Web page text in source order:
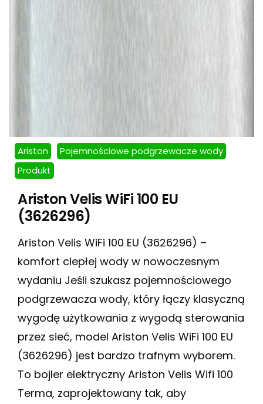
Ariston
Pojemnościowe podgrzewacze wody
Produkt
Ariston Velis WiFi 100 EU
(3626296)
Ariston Velis WiFi 100 EU (3626296) –
komfort ciepłej wody w nowoczesnym
wydaniu Jeśli szukasz pojemnościowego
podgrzewacza wody, który łączy klasyczną
wygodę użytkowania z wygodą sterowania
przez sieć, model Ariston Velis WiFi 100 EU
(3626296) jest bardzo trafnym wyborem.
To bojler elektryczny Ariston Velis Wifi 100
Terma, zaprojektowany tak, aby